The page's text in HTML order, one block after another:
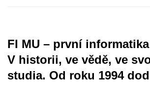
FI MU – první informatika
V historii, ve vědě, ve
studia. Od roku 1994